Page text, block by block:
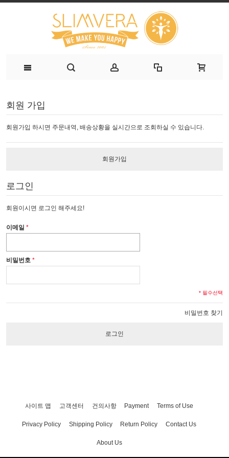
회원 가입
회원가입 하시면 주문내역, 배송상황을 실시간으로 조회하실 수 있습니다.
회원가입
로그인
회원이시면 로그인 해주세요!
이메일
비밀번호
* 필수선택
비밀번호 찾기
로그인
사이트 맵 고객센터 건의사항 Payment Terms of Use
Privacy Policy Shipping Policy Return Policy Contact Us
About Us